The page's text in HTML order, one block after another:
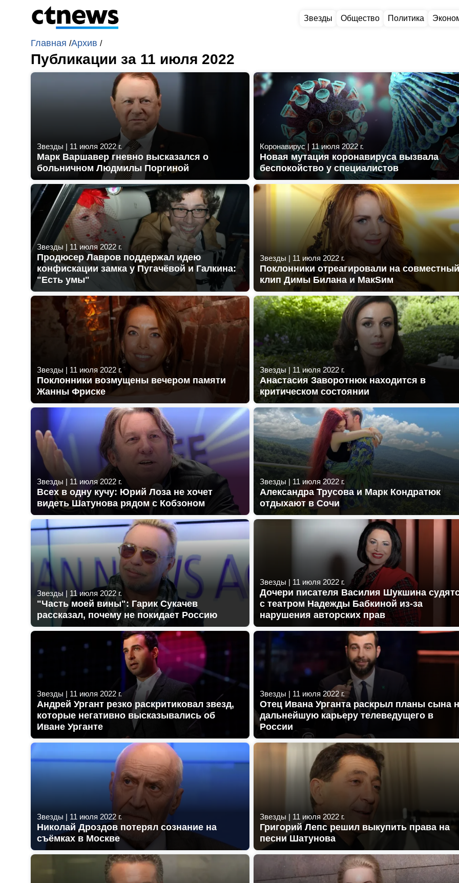
Звезды Общество Политика
Главная /Архив /
Публикации за 11 июля 2022
Звезды | 11 июля 2022 г.
Марк Варшавер гневно высказался о
больничном Людмилы Поргиной
Коронавирус| 11 июля 2022 г.
Новая мутация коронавируса вызвала
беспокойство у специалистов
Звезды | 11 июля 2022 г.
Продюсер Лавров поддержал идею
конфискации замка у Пугачёвой и Галкина:
"Есть умы"
Звезды | 11 июля 2022 г.
Поклонники отреагировали на совместный
клип Димы Билана и МакSим
Звезды | 11 июля 2022 г.
Поклонники возмущены вечером памяти
Жанны Фриске
Звезды | 11 июля 2022 г.
Анастасия Заворотнюк находится в
критическом состоянии
Звезды | 11 июля 2022 г.
Всех в одну кучу: Юрий Лоза не хочет
видеть Шатунова рядом с Кобзоном
Звезды | 11 июля 2022 г.
Александра Трусова и Марк Кондратюк
отдыхают в Сочи
Звезды | 11 июля 2022 г.
"Часть моей вины": Гарик Сукачев
рассказал, почему не покидает Россию
Звезды | 11 июля 2022 г.
Дочери писателя Василия Шукшина
с театром Надежды Бабкиной из-за
нарушения авторских прав
Звезды | 11 июля 2022 г.
Андрей Ургант резко раскритиковал звезд,
которые негативно высказывались об
Иване Урганте
Звезды | 11 июля 2022 г.
Отец Ивана Урганта раскрыл планы сына
дальнейшую карьеру телеведущего в
России
Звезды | 11 июля 2022 г.
Николай Дроздов потерял сознание на
съёмках в Москве
Звезды | 11 июля 2022 г.
Григорий Лепс решил выкупить права на
песни Шатунова